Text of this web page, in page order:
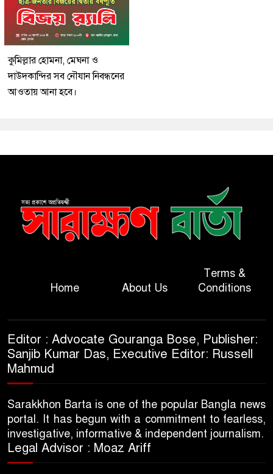
কুমিল্লার হোমনা, মেঘনা ও
দাউদকান্দির সব নৌযান নিবন্ধনের
আওতায় আনা হবে।
Home About Us
Terms &
Conditions
Editor : Advocate Gouranga Bose, Publisher:
Sanjib Kumar Das, Executive Editor: Russell
Mahmud
Sarakkhon Barta is one of the popular Bangla news
portal. It has begun with a commitment to fearless,
investigative, informative & independent journalism.
Legal Advisor : Moaz Ariff